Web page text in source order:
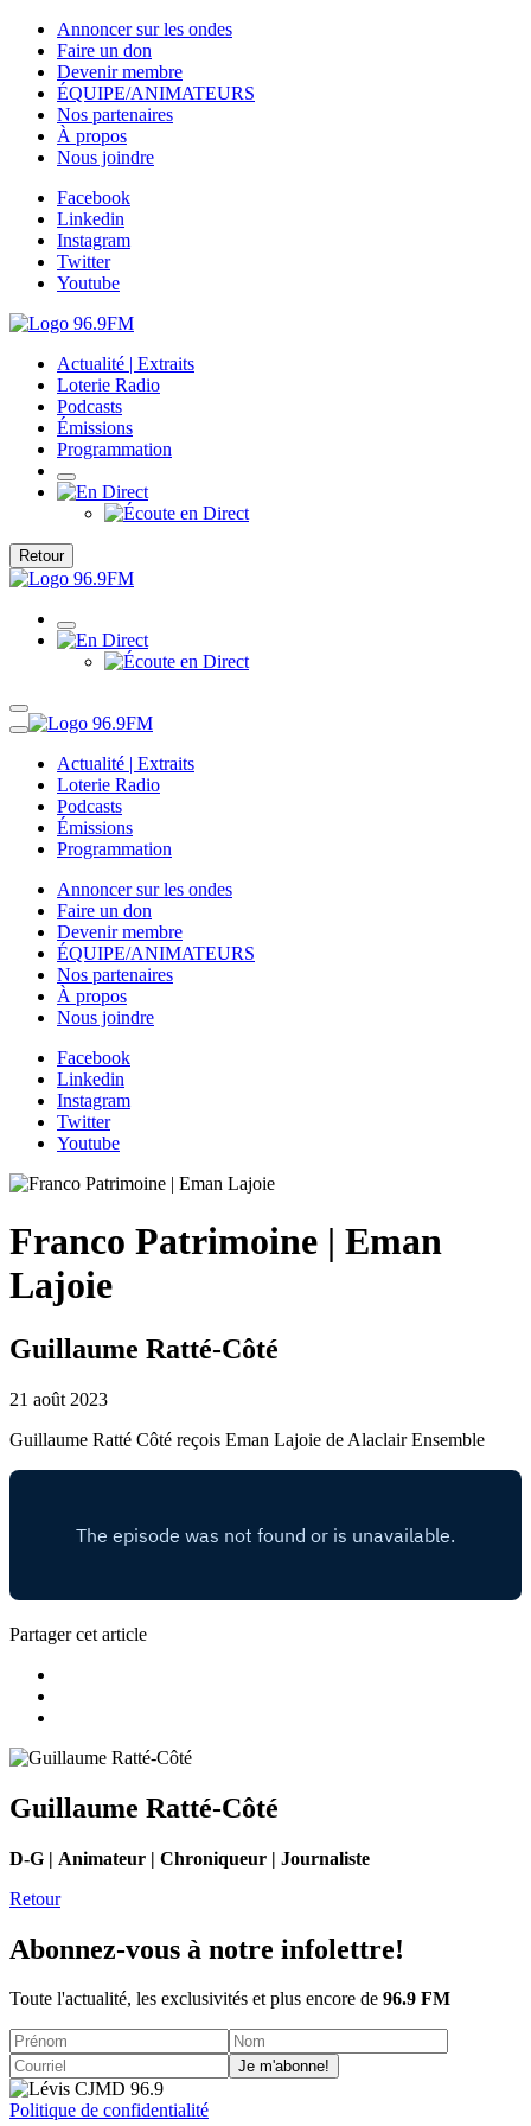
Annoncer sur les ondes
Faire un don
Devenir membre
ÉQUIPE/ANIMATEURS
Nos partenaires
À propos
Nous joindre
Facebook
Linkedin
Instagram
Twitter
Youtube
Actualité | Extraits
Loterie Radio
Podcasts
Émissions
Programmation
Retour
Actualité | Extraits
Loterie Radio
Podcasts
Émissions
Programmation
Annoncer sur les ondes
Faire un don
Devenir membre
ÉQUIPE/ANIMATEURS
Nos partenaires
À propos
Nous joindre
Facebook
Linkedin
Instagram
Twitter
Youtube
Franco Patrimoine | Eman
Lajoie
Guillaume Ratté-Côté
21 août 2023
Guillaume Ratté Côté reçois Eman Lajoie de Alaclair Ensemble
Partager cet article
Guillaume Ratté-Côté
D-G | Animateur | Chroniqueur | Journaliste
Retour
Abonnez-vous à notre infolettre!
Toute l'actualité, les exclusivités et plus encore de 96.9 FM
Je m'abonne!
Politique de confidentialité